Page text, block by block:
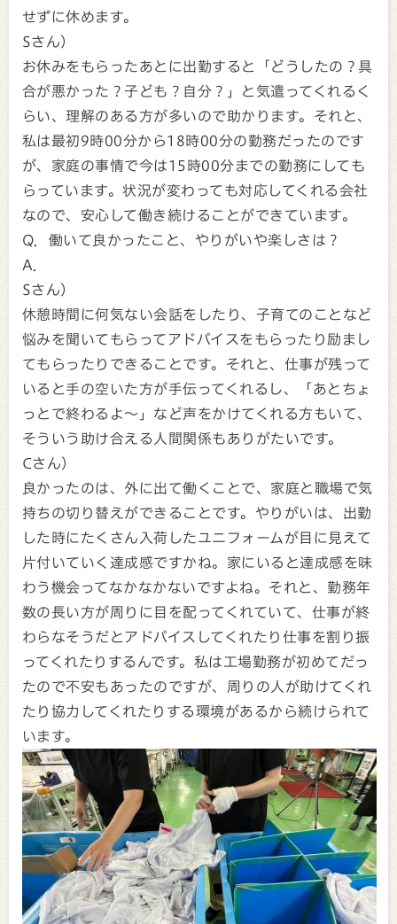
せずに休めます。
Sさん）
お休みをもらったあとに出勤すると「どうしたの？具
合が悪かった？子ども？自分？」と気遣ってくれるく
らい、理解のある方が多いので助かります。それと、
私は最初9時00分から18時00分の勤務だったのです
が、家庭の事情で今は15時00分までの勤務にしても
らっています。状況が変わっても対応してくれる会社
なので、安心して働き続けることができています。
Q．働いて良かったこと、やりがいや楽しさは？
A．
Sさん）
休憩時間に何気ない会話をしたり、子育てのことなど
悩みを聞いてもらってアドバイスをもらったり励まし
てもらったりできることです。それと、仕事が残って
いると手の空いた方が手伝ってくれるし、「あとちょ
っとで終わるよ～」など声をかけてくれる方もいて、
そういう助け合える人間関係もありがたいです。
Cさん）
良かったのは、外に出て働くことで、家庭と職場で気
持ちの切り替えができることです。やりがいは、出勤
した時にたくさん入荷したユニフォームが目に見えて
片付いていく達成感ですかね。家にいると達成感を味
わう機会ってなかなかないですよね。それと、勤務年
数の長い方が周りに目を配ってくれていて、仕事が終
わらなそうだとアドバイスしてくれたり仕事を割り振
ってくれたりするんです。私は工場勤務が初めてだっ
たので不安もあったのですが、周りの人が助けてくれ
たり協力してくれたりする環境があるから続けられて
います。